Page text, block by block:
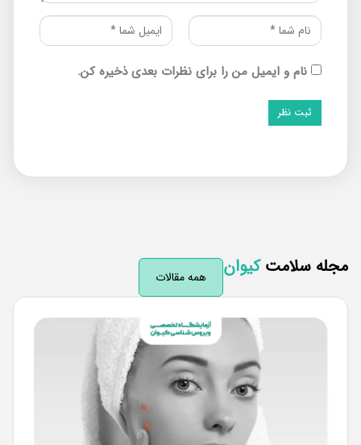
نام و ایمیل من را برای نظرات بعدی ذخیره کن.
سلامتکیوان همه مقالات